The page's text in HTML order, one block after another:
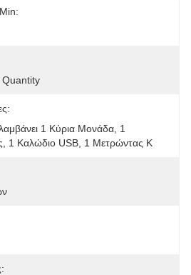
1 Κύρια Μονάδα, 1
1 Καλώδιο USB, 1 Μετρώντας Κ